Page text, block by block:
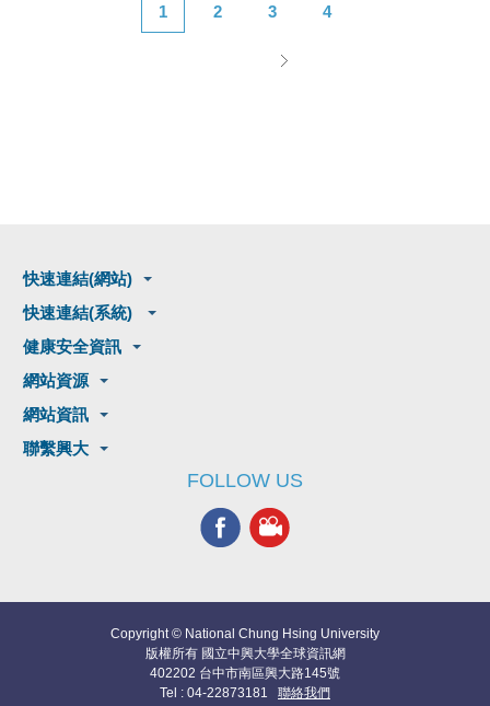
1 2 3 4
快速連結(網站)
快速連結(系統)
健康安全資訊
網站資源
網站資訊
聯繫興大
FOLLOW US
Copyright © National Chung Hsing University
版權所有 國立中興大學全球資訊網
402202 台中市南區興大路145號
Tel : 04-22873181 聯絡我們